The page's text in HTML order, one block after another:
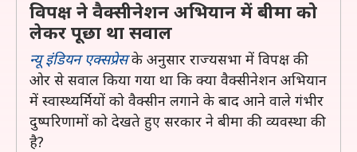
विपक्ष ने वैक्सीनेशन अभियान में बीमा को
लेकर पूछा था सवाल
न्यू इंडियन एक्सप्रेसके अनुसार राज्यसभा में विपक्ष की
ओर से सवाल किया गया था कि क्या वैक्सीनेशन अभियान
में स्वास्थ्यर्मियों को वैक्सीन लगाने के बाद आने वाले गंभीर
दुष्परिणामों को देखते हुए सरकार ने बीमा की व्यवस्था की
है?